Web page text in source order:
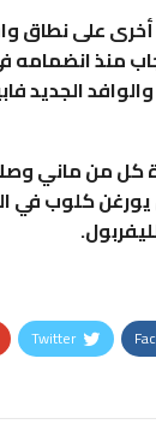
أخرى على نطاق
منذ انضمامه
الجديد
من ماني
كلوب في
Twitter